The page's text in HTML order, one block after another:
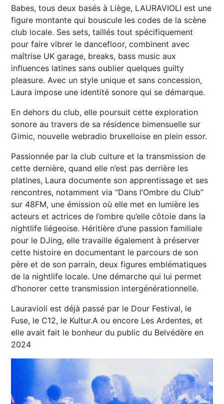
Babes, tous deux basés à Liège, LAURAVIOLI est une
figure montante qui bouscule les codes de la scène
club locale. Ses sets, taillés tout spécifiquement
pour faire vibrer le dancefloor, combinent avec
maîtrise UK garage, breaks, bass music aux
influences latines sans oublier quelques guilty
pleasure. Avec un style unique et sans concession,
Laura impose une identité sonore qui se démarque.
En dehors du club, elle poursuit cette exploration
sonore au travers de sa résidence bimensuelle sur
Gimic, nouvelle webradio bruxelloise en plein essor.
Passionnée par la club culture et la transmission de
cette dernière, quand elle n’est pas derrière les
platines, Laura documente son apprentissage et ses
rencontres, notamment via “Dans l’Ombre du Club”
sur 48FM, une émission où elle met en lumière les
acteurs et actrices de l’ombre qu’elle côtoie dans la
nightlife liégeoise. Héritière d’une passion familiale
pour le DJing, elle travaille également à préserver
cette histoire en documentant le parcours de son
père et de son parrain, deux figures emblématiques
de la nightlife locale. Une démarche qui lui permet
d’honorer cette transmission intergénérationnelle.
Lauravioli est déjà passé par le Dour Festival, le
Fuse, le C12, le Kultur.A ou encore Les Ardentes, et
elle avait fait le bonheur du public du Belvédère en
2024